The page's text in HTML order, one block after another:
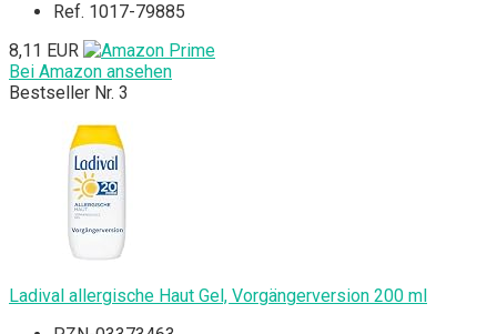
Ref. 1017-79885
8,11 EUR
Bei Amazon ansehen
Bestseller Nr. 3
Ladival allergische Haut Gel, Vorgängerversion 200 ml